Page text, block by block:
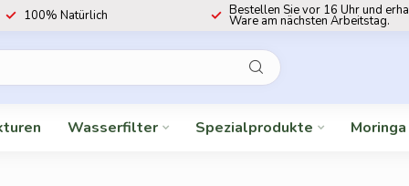
100% Natürlich Bestellen Sie vor 16 Uhr und
Ware am nächsten Arbeitstag.
Wasserfilter Spezialprodukte